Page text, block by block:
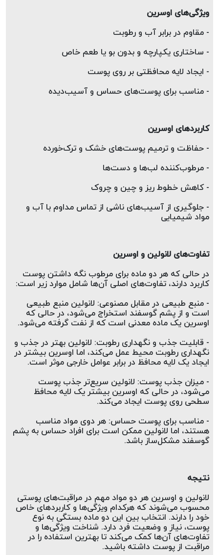
ویژگی‌های اوسرین
- مقاوم در برابر آب و رطوبت
- ساختاری یکپارچه و بدون بو یا طعم خاص
- ایجاد لایه محافظتی بر روی پوست
- مناسب برای پوست‌های حساس و آسیب‌دیده
کاربردهای اوسرین
- حفاظت و ترمیم پوست‌های خشک و ترک‌خورده
- مرطوب‌کننده لب‌ها و دست‌ها
- کاهش خطوط ریز و چین و چروک
- جلوگیری از آسیب‌های ناشی از تماس مداوم با آب و
مواد شیمیایی
تفاوت‌های لانولین و اوسرین
در حالی که هر دو ماده برای مرطوب نگه داشتن پوست
کاربرد دارند، تفاوت‌های اصلی آن‌ها شامل موارد زیر است:
- منبع طبیعی در مقابل مصنوعی: لانولین منبع طبیعی
است و از پشم گوسفند استخراج می‌شود، در حالی که
اوسرین یک ماده معدنی است که از نفت گرفته می‌شود.
- قابلیت جذب و نگهداری رطوبت: لانولین بهتر در جذب و
نگهداری رطوبت محیط عمل می‌کند، اما اوسرین بیشتر در
ایجاد یک لایه محافظ در برابر عوامل خارجی موثر است.
- میزان جذب پوست: لانولین سریع‌تر جذب پوست
می‌شود، در حالی که اوسرین بیشتر یک لایه محافظ
سطحی روی پوست ایجاد می‌کند.
- مناسب برای پوست حساس: هر دوی مواد مناسب
هستند، اما لانولین ممکن است برای افراد حساس به پشم
گوسفند مشکل‌ساز باشد.
نتیجه
لانولین و اوسرین هر دو مواد مهم در مراقبت‌های پوستی
محسوب می‌شوند که هرکدام ویژگی‌ها و کاربردهای خاص
خود را دارند. انتخاب بین این دو ماده بستگی به نوع
پوست، نیاز و وضعیت فرد دارد. شناخت ویژگی‌ها و
تفاوت‌های آن‌ها کمک می‌کند تا بهترین استفاده را در
مراقبت از پوست داشته باشید.